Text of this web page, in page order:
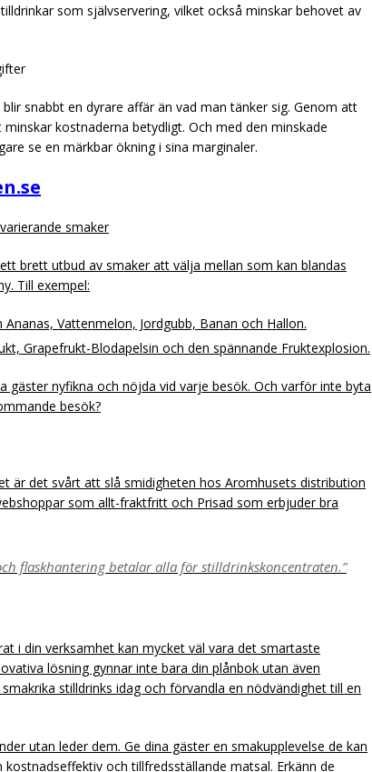
som självservering, vilket också minskar behovet av
snabbt en dyrare affär än vad man tänker sig. Genom att
kostnaderna betydligt. Och med den minskade
se en märkbar ökning i sina marginaler.
smaker
brett utbud av smaker att välja mellan som kan blandas
Till exempel:
Ananas, Vattenmelon, Jordgubb, Banan och Hallon.
Grapefrukt-Blodapelsin och den spännande Fruktexplosion.
gäster nyfikna och nöjda vid varje besök. Och varför inte byta
besök?
är det svårt att slå smidigheten hos Aromhusets distribution
som allt-fraktfritt och Prisad som erbjuder bra
flaskhantering betalar alla för stilldrinkskoncentraten.”
i din verksamhet kan mycket väl vara det smartaste
lösning gynnar inte bara din plånbok utan även
stilldrinks idag och förvandla en nödvändighet till en
utan leder dem. Ge dina gäster en smakupplevelse de kan
och tillfredsställande matsal. Erkänn de